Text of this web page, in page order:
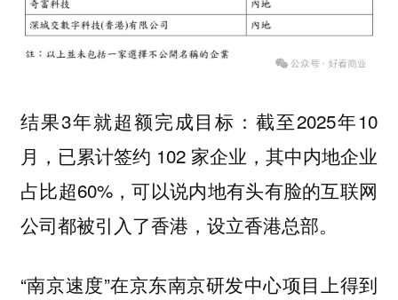
结果3年就超额完成目标：截至2025年10
月，已累计签约 102 家企业，其中内地企业
占比超60%，可以说内地有头有脸的互联网
公司都被引入了香港，设立香港总部。
“南京速度”在京东南京研发中心项目上得到